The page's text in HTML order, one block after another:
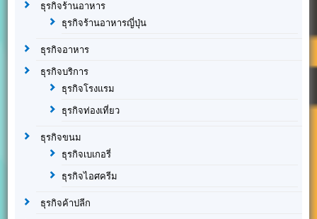
ธุรกิจร้านอาหาร
ธุรกิจร้านอาหารญี่ปุ่น
ธุรกิจอาหาร
ธุรกิจบริการ
ธุรกิจโรงแรม
ธุรกิจท่องเที่ยว
ธุรกิจขนม
ธุรกิจเบเกอรี่
ธุรกิจไอศครีม
ธุรกิจค้าปลีก